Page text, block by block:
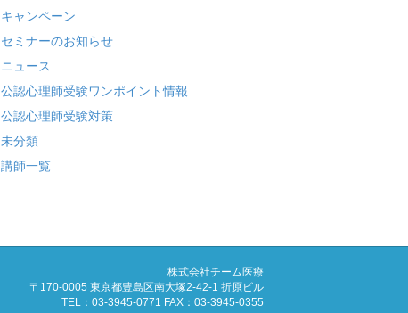
キャンペーン
セミナーのお知らせ
ニュース
公認心理師受験ワンポイント情報
公認心理師受験対策
未分類
講師一覧
株式会社チーム医療
〒170-0005 東京都豊島区南大塚2-42-1 折原ビル
TEL：03-3945-0771 FAX：03-3945-0355